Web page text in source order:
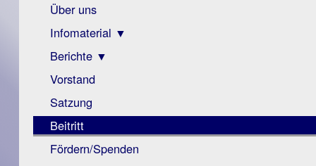
Über uns
Infomaterial ▼
Visus
Zeitschrift
Monokular
Mac
Instagram-
Links
Berichte ▼
Archiv
Berichte
Vorstand
Satzung
Beitritt
Fördern/Spenden